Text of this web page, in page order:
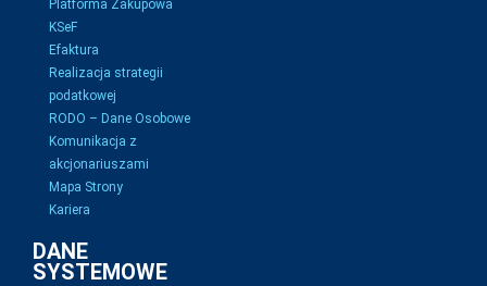
Platforma Zakupowa
KSeF
Efaktura
Realizacja strategii
podatkowej
RODO – Dane Osobowe
Komunikacja z
akcjonariuszami
Mapa Strony
Kariera
DANE
SYSTEMOWE